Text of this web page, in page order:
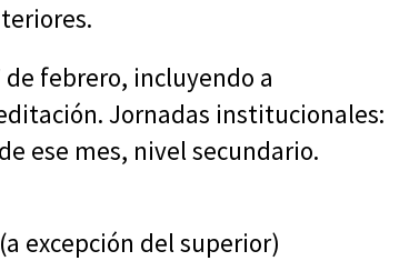
de febrero, incluyendo a
Jornadas institucionales:
ese mes, nivel secundario.
excepción del superior)